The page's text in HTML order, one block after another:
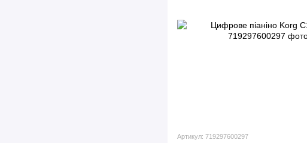
Артикул: 719297600297